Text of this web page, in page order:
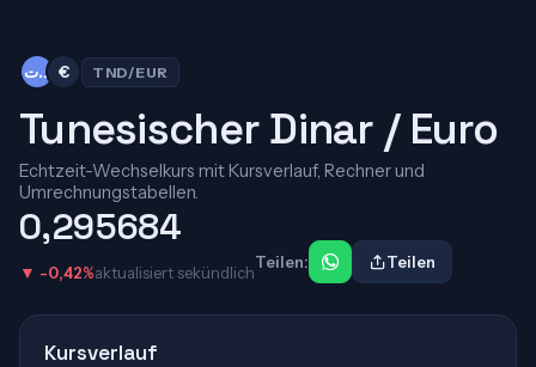
د.ت € TND/EUR
Tunesischer Dinar / Euro
Echtzeit-Wechselkurs mit Kursverlauf, Rechner und
Umrechnungstabellen.
0,295684
▼ -0,42%aktualisiert sekündlich
Teilen: Teilen
Kursverlauf